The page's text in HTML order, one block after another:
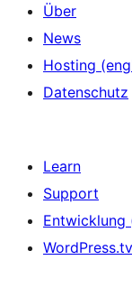
Über
News
Hosting
Datenschutz
Learn
Support
Entwicklung
WordPress.tv